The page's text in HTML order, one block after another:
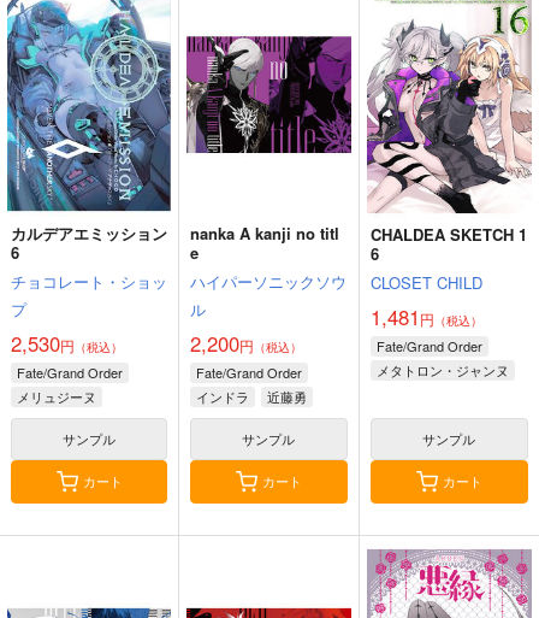
カルデアエミッション
6
チョコレート・ショッ
プ
2,530円 （税込）
Fate/Grand Order
メリュジーヌ
サンプル
カート
nanka A kanji no titl
e
ハイパーソニックソウ
ル
2,200円 （税込）
Fate/Grand Order
インドラ
近藤勇
サンプル
カート
CHALDEA SKETCH 1
6
CLOSET CHILD
1,481 円 （税込）
Fate/Grand Order
メタトロン・ジャンヌ
サンプル
カート